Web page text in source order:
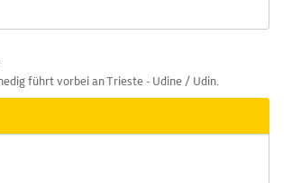
führt vorbei an Trieste - Udine / Udin.